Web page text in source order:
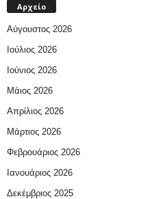
Αρχείο
Αύγουστος 2026
Ιούλιος 2026
Ιούνιος 2026
Μάιος 2026
Απρίλιος 2026
Μάρτιος 2026
Φεβρουάριος 2026
Ιανουάριος 2026
Δεκέμβριος 2025